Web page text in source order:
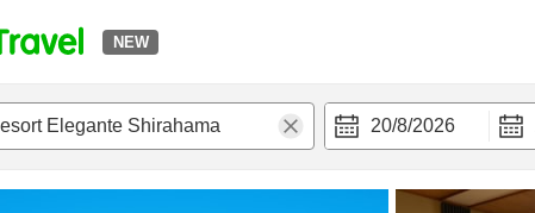
NEW
20/8/2026
ะแพลนพักรีวิวไฮไลต์สิ่่งอำนวยความสะดวก